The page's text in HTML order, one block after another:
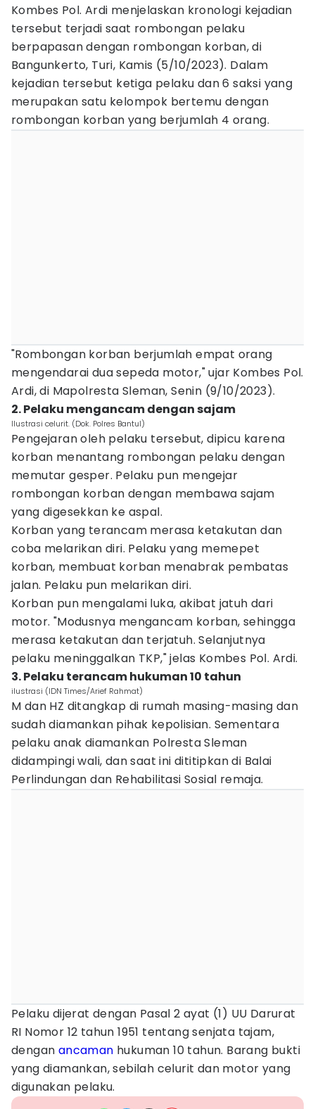
Kombes Pol. Ardi menjelaskan kronologi kejadian
tersebut terjadi saat rombongan pelaku
berpapasan dengan rombongan korban, di
Bangunkerto, Turi, Kamis (5/10/2023). Dalam
kejadian tersebut ketiga pelaku dan 6 saksi yang
merupakan satu kelompok bertemu dengan
rombongan korban yang berjumlah 4 orang.
"Rombongan korban berjumlah empat orang
mengendarai dua sepeda motor," ujar Kombes Pol.
Ardi, di Mapolresta Sleman, Senin (9/10/2023).
2. Pelaku mengancam dengan sajam
Ilustrasi celurit. (Dok. Polres Bantul)
Pengejaran oleh pelaku tersebut, dipicu karena
korban menantang rombongan pelaku dengan
memutar gesper. Pelaku pun mengejar
rombongan korban dengan membawa sajam
yang digesekkan ke aspal.
Korban yang terancam merasa ketakutan dan
coba melarikan diri. Pelaku yang memepet
korban, membuat korban menabrak pembatas
jalan. Pelaku pun melarikan diri.
Korban pun mengalami luka, akibat jatuh dari
motor. "Modusnya mengancam korban, sehingga
merasa ketakutan dan terjatuh. Selanjutnya
pelaku meninggalkan TKP," jelas Kombes Pol. Ardi.
3. Pelaku terancam hukuman 10 tahun
ilustrasi (IDN Times/Arief Rahmat)
M dan HZ ditangkap di rumah masing-masing dan
sudah diamankan pihak kepolisian. Sementara
pelaku anak diamankan Polresta Sleman
didampingi wali, dan saat ini dititipkan di Balai
Perlindungan dan Rehabilitasi Sosial remaja.
Pelaku dijerat dengan Pasal 2 ayat (1) UU Darurat
RI Nomor 12 tahun 1951 tentang senjata tajam,
dengan ancaman hukuman 10 tahun. Barang bukti
yang diamankan, sebilah celurit dan motor yang
digunakan pelaku.